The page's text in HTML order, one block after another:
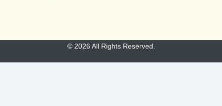
© 2026 All Rights Reserved.